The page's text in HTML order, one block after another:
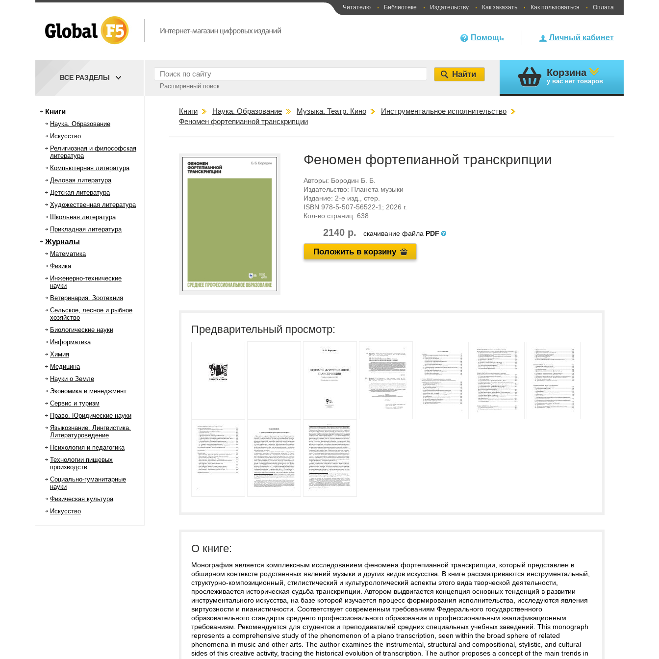
Читателю Библиотеке Издательству Как заказать Как пользоваться Оплата
Личный кабинет
Помощь
Расширенный поиск
ВСЕ РАЗДЕЛЫ Корзина
у вас нет товаров
Книги
Наука. Образование
Искусство
Религиозная и философская
литература
Компьютерная литература
Деловая литература
Детская литература
Художественная литература
Школьная литература
Прикладная литература
Журналы
Математика
Физика
Инженерно-технические
науки
Ветеринария. Зоотехния
Сельское, лесное и рыбное
хозяйство
Биологические науки
Информатика
Химия
Медицина
Науки о Земле
Экономика и менеджмент
Сервис и туризм
Право. Юридические науки
Языкознание. Лингвистика.
Литературоведение
Психология и педагогика
Технологии пищевых
производств
Социально-гуманитарные
науки
Физическая культура
Искусство
Книги Наука. Образование Музыка. Театр. Кино
Инструментальное исполнительство
Феномен фортепианной транскрипции
Феномен фортепианной транскрипции
Авторы: Бородин Б. Б.
Издательство: Планета музыки
Издание: 2-е изд., стер.
ISBN 978-5-507-56522-1 ; 2026 г.
Кол-во страниц: 638
2140 р. скачивание файла PDF
Положить в корзину
Предварительный просмотр:
О книге:
Монография является комплексным исследованием феномена фортепианной транскрипции, который представлен в
обширном контексте родственных явлений музыки и других видов искусства. В книге рассматриваются инструментальный,
структурно-композиционный, стилистический и культурологический аспекты этого вида творческой деятельности,
прослеживается историческая судьба транскрипции. Автором выдвигается концепция основных тенденций в развитии
инструментального искусства, на базе которой изучается процесс формирования исполнительства, исследуются явления
виртуозности и пианистичности. Соответствует современным требованиям Федерального государственного
образовательного стандарта среднего профессионального образования и профессиональным квалификационным
требованиям. Рекомендуется для студентов и преподаваталей средних специальных учебных заведений. This monograph
represents a comprehensive study of the phenomenon of a piano transcription, seen within the broad sphere of related
phenomena in music and other arts. The author examines the instrumental, structural and compositional, stylistic, and cultural
sides of this creative activity, tracing the historical evolution of transcription. The author proposes a concept of the main trends in